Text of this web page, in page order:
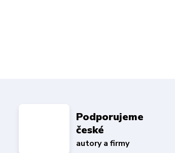
Podporujeme
české
autory a firmy